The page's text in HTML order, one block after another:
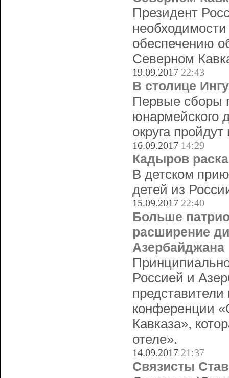
Президент
обеспечению
Северном
19.09.2017 22:43
В столице
Первые сборы
юнармейского
округа
16.09.2017 14:29
Кадыров
В детском
детей из
15.09.2017 22:40
Больше
расширение
Азербайджана
Россией и
представители
конференции
Кавказа»,
отеле».
14.09.2017 21:37
Связисты